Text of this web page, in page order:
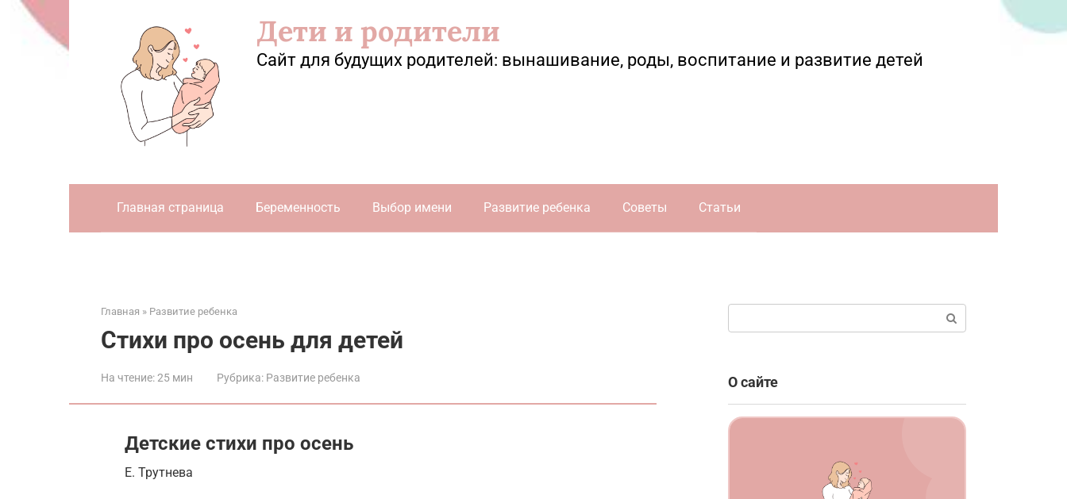
Перейти
Дети и родители
Сайт для будущих родителей: вынашивание, роды, воспитание и развитие детей
Главная страница Беременность Выбор имени Развитие ребенка Советы Статьи
Главная » Развитие ребенка
Стихи про осень для детей
На чтение:25 мин Рубрика: Развитие ребенка
Детские стихи про осень
Е. Трутнева
О сайте